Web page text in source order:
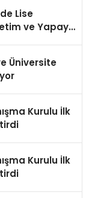
Lise
ve Yapay
Üniversite
Kurulu İlk
Kurulu İlk